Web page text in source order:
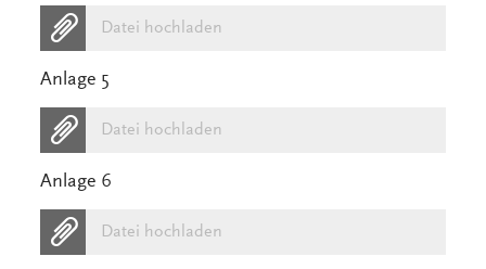
Datei hochladen
Anlage 5
Datei hochladen
Anlage 6
Datei hochladen